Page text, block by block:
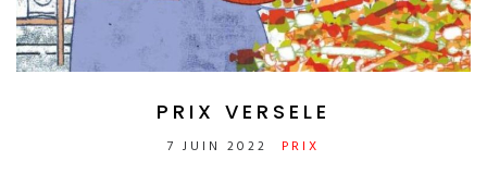
PRIX VERSELE
7 JUIN 2022 PRIX